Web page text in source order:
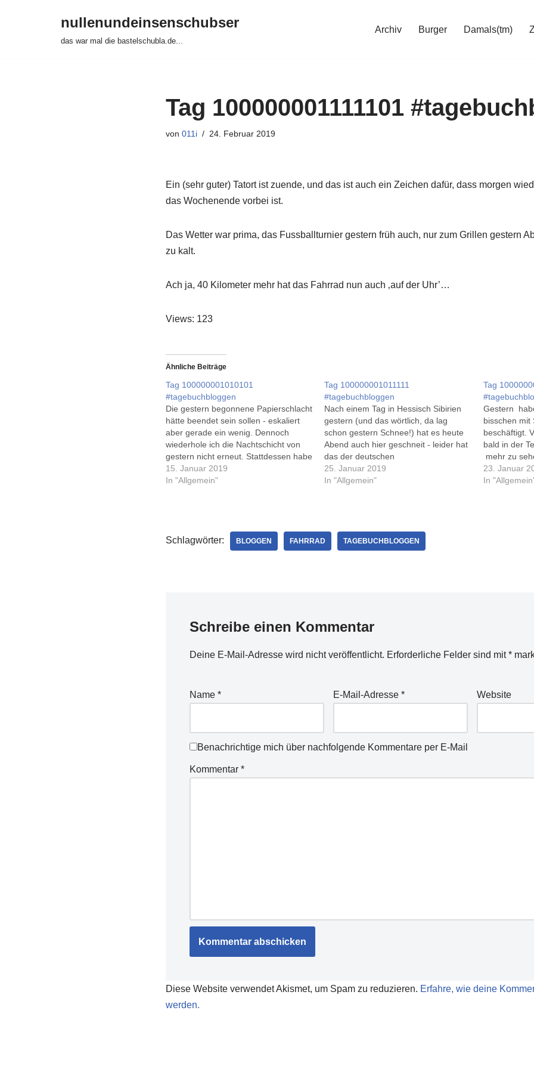
nullenundeinsenschubser
das war mal die bastelschubla.de...
Archiv Burger Damals(tm)
Tag 100000001111101
von 011i 24. Februar 2019
Ein (sehr guter) Tatort ist zuende, und das ist auch ein Zeichen dafür, dass morgen
das Wochenende vorbei ist.
Das Wetter war prima, das Fussballturnier gestern früh auch, nur zum Grillen gestern
zu kalt.
Ach ja, 40 Kilometer mehr hat das Fahrrad nun auch ‚auf der Uhr’…
Views: 123
Ähnliche Beiträge
Tag 100000001010101
#tagebuchbloggen
Die gestern begonnene Papierschlacht
hätte beendet sein sollen - eskaliert
aber gerade ein wenig. Dennoch
wiederhole ich die Nachtschicht von
gestern nicht erneut. Stattdessen habe
ich für morgen nahezu alles
abgesagt, und für den Fall der Fälle
15. Januar 2019
In "Allgemein"
Tag 100000001011111
#tagebuchbloggen
Nach einem Tag in Hessisch Sibirien
gestern (und das wörtlich, da lag
schon gestern Schnee!) hat es heute
Abend auch hier geschneit - leider hat
das der deutschen
Handballnationalmannschaft kein
Glück gebracht. Sie hat 25:31 gegen
25. Januar 2019
In "Allgemein"
Tag
Gestern
bisschen mit
beschäftigt.
bald in der
mehr zu
23. Januar
In
Schlagwörter: BLOGGEN FAHRRAD TAGEBUCHBLOGGEN
Schreibe einen Kommentar
Deine E-Mail-Adresse wird nicht veröffentlicht. Erforderliche Felder sind mit*
Name * E-Mail-Adresse * Website
Benachrichtige mich über nachfolgende Kommentare per E-Mail
Kommentar *
Diese Website verwendet Akismet, um Spam zu reduzieren. Erfahre, wie deine
werden.